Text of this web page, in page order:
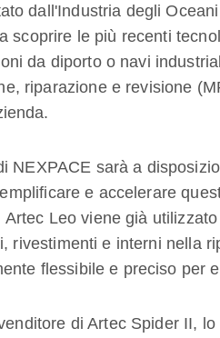
dall'Industria degli
scoprire le più recenti
da diporto o navi
riparazione e revisione
NEXPACE sarà a
e accelerare
Leo viene già
rivestimenti e interni nella
flessibile e preciso per
di Artec Spider II,